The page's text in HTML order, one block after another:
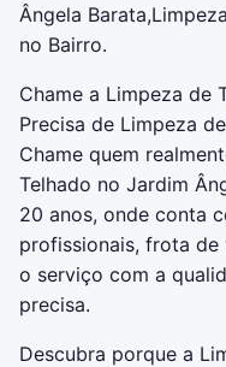
Ângela
no Bairro.
Chame a Limpeza de
Precisa de Limpeza
Chame quem
Telhado no Jardim
20 anos, onde conta
profissionais, frota de
o serviço com a
precisa.
Descubra porque a